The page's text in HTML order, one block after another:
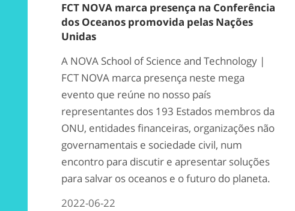
FCT NOVA marca presença na Conferência
dos Oceanos promovida pelas Nações
Unidas
A NOVA School of Science and Technology |
FCT NOVA marca presença neste mega
evento que reúne no nosso país
representantes dos 193 Estados membros da
ONU, entidades financeiras, organizações não
governamentais e sociedade civil, num
encontro para discutir e apresentar soluções
para salvar os oceanos e o futuro do planeta.
2022-06-22